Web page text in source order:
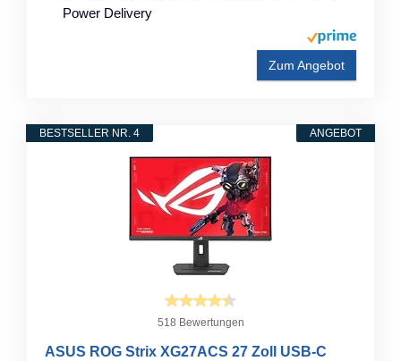
Power Delivery
Zum Angebot
ANGEBOT
BESTSELLER NR. 4
518 Bewertungen
ASUS ROG Strix XG27ACS 27 Zoll USB-C